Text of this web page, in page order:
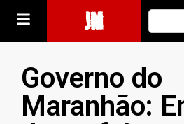
JM
Governo do
Maranhão: